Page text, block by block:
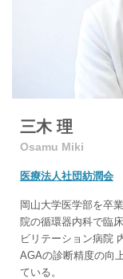
三木 理
Osamu Miki
医療法人社団紡潤会
岡山大学医学部を卒
院の循環器内科で臨
ビリテーション病院
AGAの診断精度の向
ている。